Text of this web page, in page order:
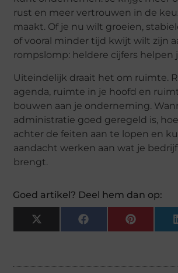
rust en meer vertrouwen in de
maakt. Of je nu wilt groeien,
of vooral minder tijd kwijt wilt zijn
rompslomp: heldere cijfers helpen
Uiteindelijk draait het om ruimte.
agenda, ruimte in je hoofd en
bouwen aan je onderneming.
administratie goed geregeld is,
achter de feiten aan te lopen en
aandacht werken aan wat je
brengt.
Goed artikel? Deel hem dan op:
X
(Twitter)
Facebook